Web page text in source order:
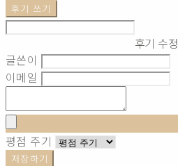
후기 쓰기
후기 수정
글쓴이
이메일
평점 주기
저장하기